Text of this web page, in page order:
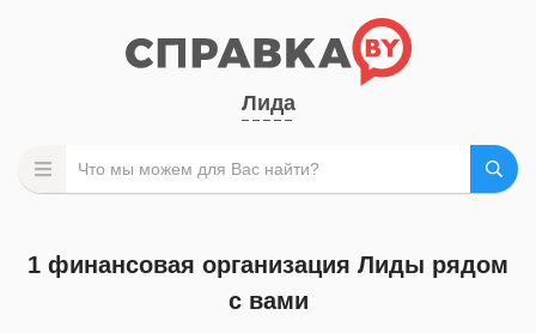
Лида
1 финансовая организация Лиды рядом
с вами